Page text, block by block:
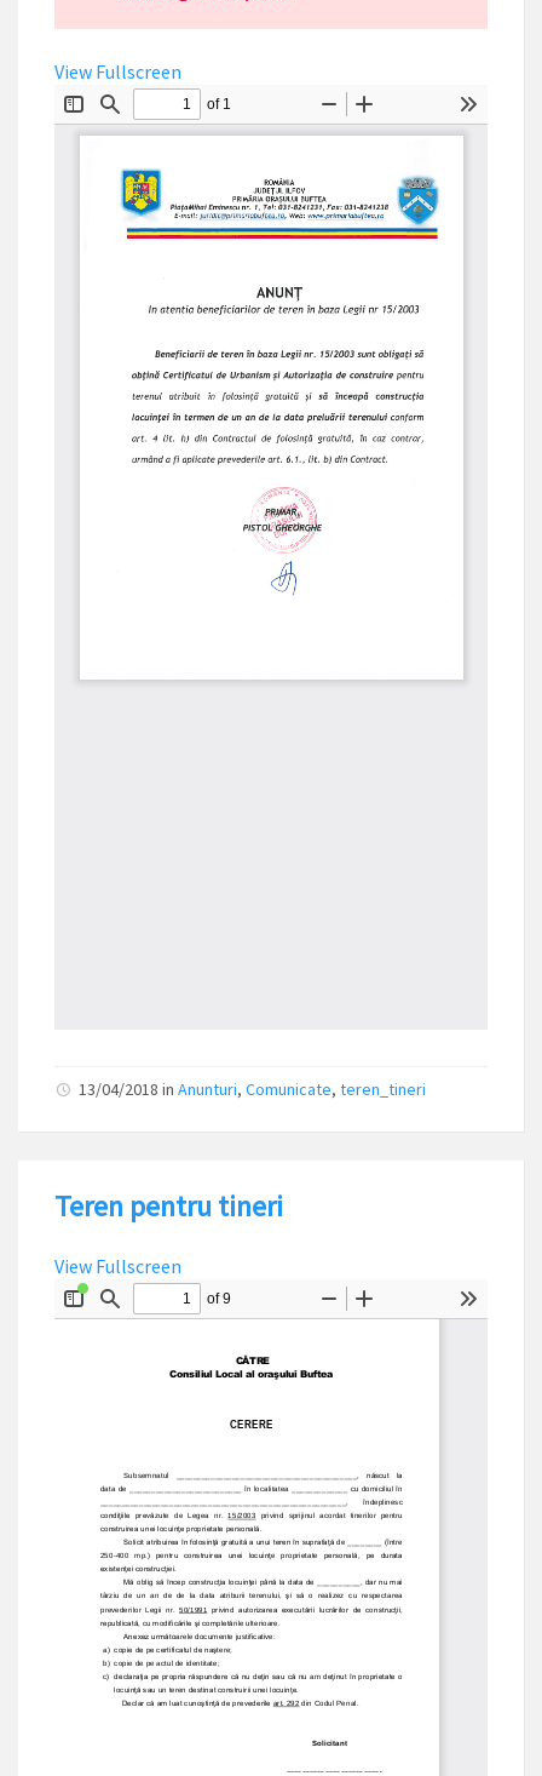
View Fullscreen
13/04/2018 in Anunturi, Comunicate, teren_tineri
Teren pentru tineri
View Fullscreen